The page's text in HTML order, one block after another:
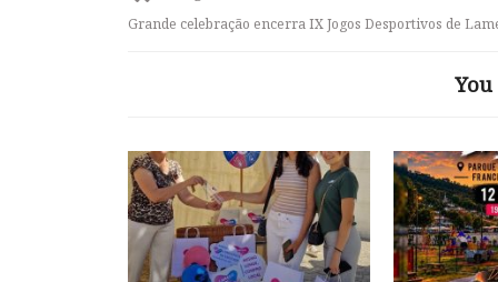
Grande celebração encerra IX Jogos Desportivos de